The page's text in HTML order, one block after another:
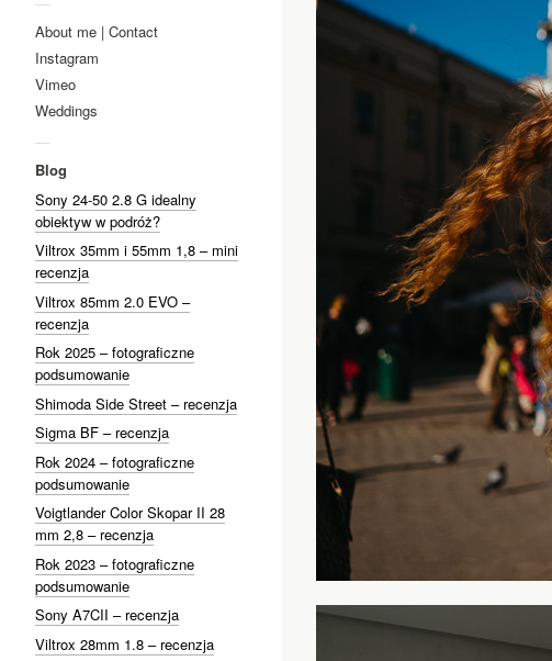
About me | Contact
Instagram
Vimeo
Weddings
—
Blog
Sony 24-50 2.8 G idealny
obiektyw w podróż?
Viltrox 35mm i 55mm 1,8 – mini
recenzja
Viltrox 85mm 2.0 EVO –
recenzja
Rok 2025 – fotograficzne
podsumowanie
Shimoda Side Street – recenzja
Sigma BF – recenzja
Rok 2024 – fotograficzne
podsumowanie
Voigtlander Color Skopar II 28
mm 2,8 – recenzja
Rok 2023 – fotograficzne
podsumowanie
Sony A7CII – recenzja
Viltrox 28mm 1.8 – recenzja